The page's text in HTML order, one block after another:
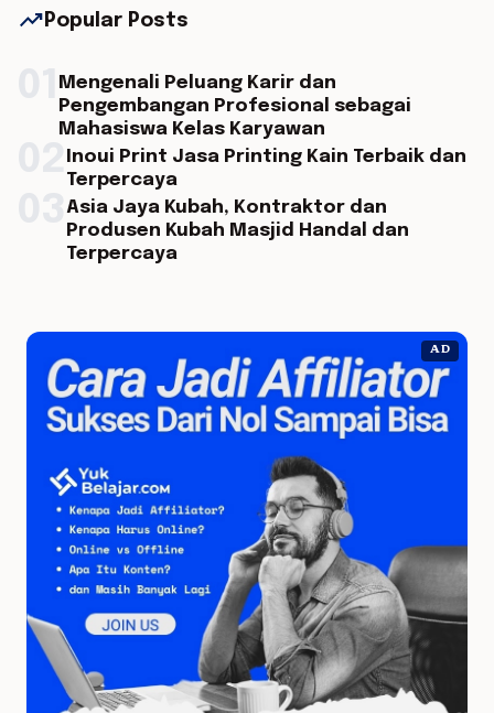
trending_up Popular Posts
Mengenali Peluang Karir dan
Pengembangan Profesional sebagai
Mahasiswa Kelas Karyawan
Inoui Print Jasa Printing Kain Terbaik dan
Terpercaya
Asia Jaya Kubah, Kontraktor dan
Produsen Kubah Masjid Handal dan
Terpercaya
AD